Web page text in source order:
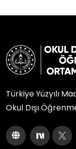
Türkiye Yüzyılı
Okul Dışı